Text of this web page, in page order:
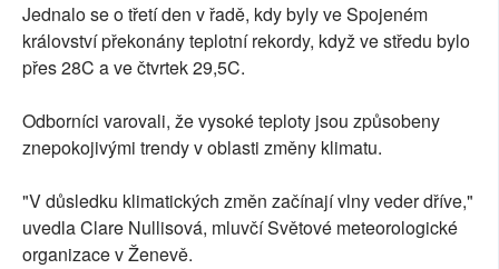
Jednalo se o třetí den v řadě, kdy byly ve Spojeném
království překonány teplotní rekordy, když ve středu bylo
přes 28C a ve čtvrtek 29,5C.
Odborníci varovali, že vysoké teploty jsou způsobeny
znepokojivými trendy v oblasti změny klimatu.
"V důsledku klimatických změn začínají vlny veder dříve,"
uvedla Clare Nullisová, mluvčí Světové meteorologické
organizace v Ženevě.